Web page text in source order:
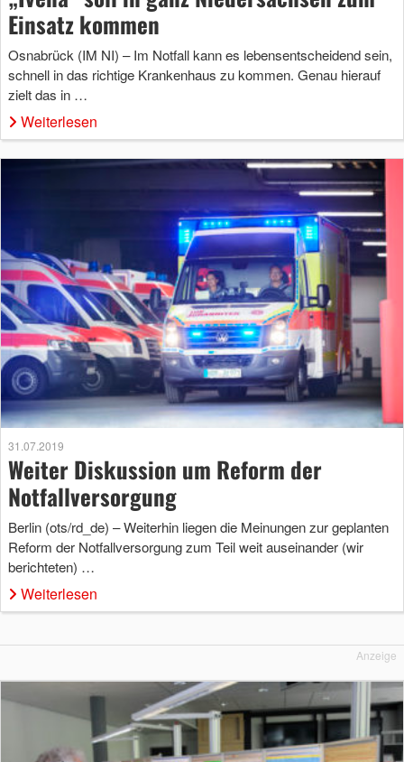
Einsatz kommen
Osnabrück (IM NI) – Im Notfall kann es lebensentscheidend sein,
schnell in das richtige Krankenhaus zu kommen. Genau hierauf
zielt das in …
Weiterlesen
31.07.2019
Weiter Diskussion um Reform der
Notfallversorgung
Berlin (ots/rd_de) – Weiterhin liegen die Meinungen zur geplanten
Reform der Notfallversorgung zum Teil weit auseinander (wir
berichteten) …
Weiterlesen
Anzeige